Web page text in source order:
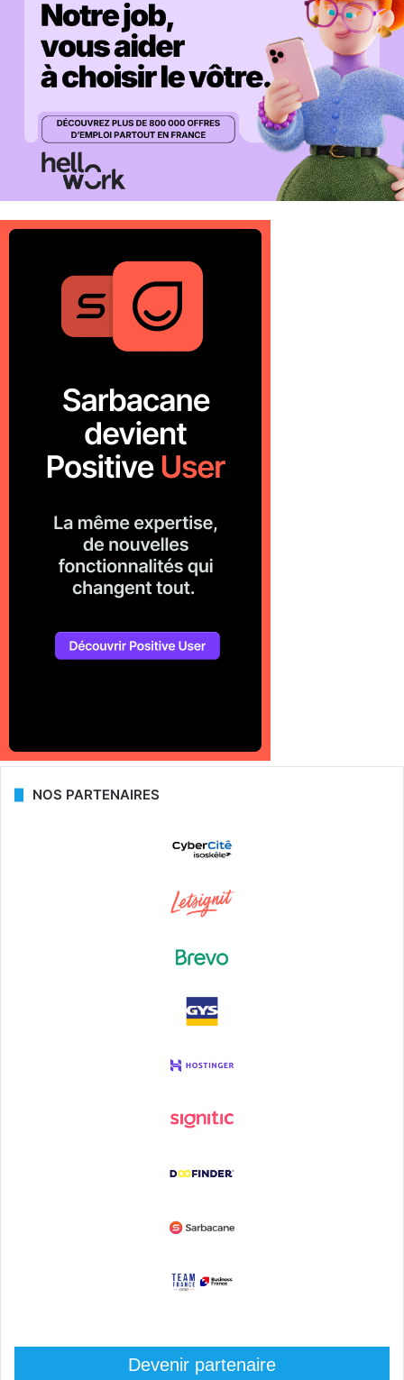
NOS PARTENAIRES
Devenir partenaire